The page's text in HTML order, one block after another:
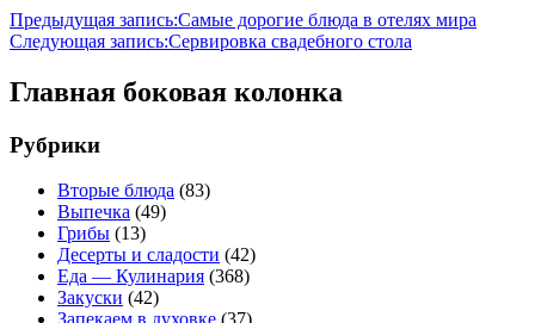
Предыдущая запись:Самые дорогие блюда в отелях мира
Следующая запись:Сервировка свадебного стола
Главная боковая колонка
Рубрики
Вторые блюда (83)
Выпечка (49)
Грибы (13)
Десерты и сладости (42)
Еда — Кулинария (368)
Закуски (42)